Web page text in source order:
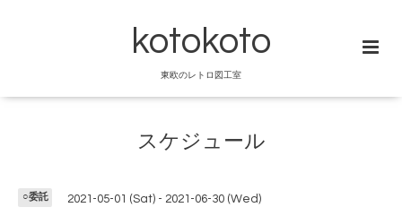
kotokoto
東欧のレトロ図工室
スケジュール
○委託 2021-05-01 (Sat) - 2021-06-30 (Wed)